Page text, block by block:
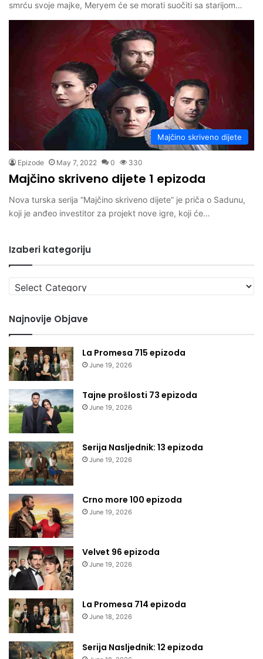
smrću svoje majke, Meryem će se morati suočiti sa starijom…
Majčino skriveno dijete
Epizode May 7, 2022 0 330
Majčino skriveno dijete 1 epizoda
Nova turska serija “Majčino skriveno dijete” je priča o Sadunu,
koji je anđeo investitor za projekt nove igre, koji će…
Izaberi kategoriju
Izaberi
kategoriju
Najnovije Objave
La Promesa 715 epizoda
June 19, 2026
Tajne prošlosti 73 epizoda
June 19, 2026
Serija Nasljednik: 13 epizoda
June 19, 2026
Crno more 100 epizoda
June 19, 2026
Velvet 96 epizoda
June 19, 2026
La Promesa 714 epizoda
June 18, 2026
Serija Nasljednik: 12 epizoda